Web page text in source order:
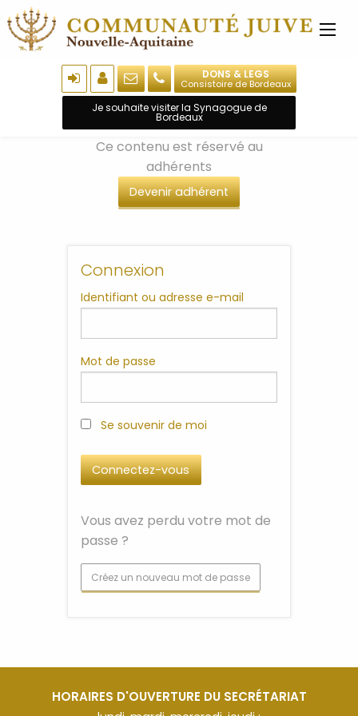
DONS & LEGS
Consistoire de Bordeaux
Je souhaite visiter la Synagogue de
Bordeaux
Ce contenu est réservé au
adhérents
Devenir adhérent
Connexion
Identifiant ou adresse e-mail
Mot de passe
Se souvenir de moi
Vous avez perdu votre mot de
passe ?
Créez un nouveau mot de passe
HORAIRES D'OUVERTURE DU SECRÉTARIAT